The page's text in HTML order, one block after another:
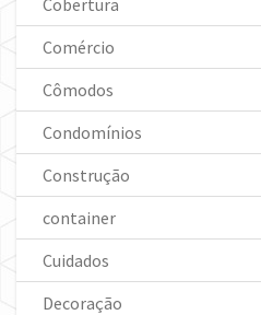
Comércio
Cômodos
Condomínios
Construção
container
Cuidados
Decoração